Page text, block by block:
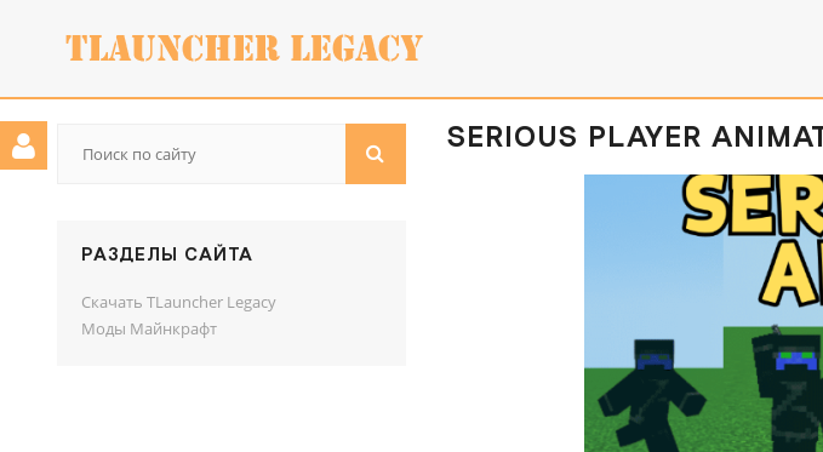
SERIOUS PLAYER
РАЗДЕЛЫ САЙТА
Скачать TLauncher Legacy
Моды Майнкрафт